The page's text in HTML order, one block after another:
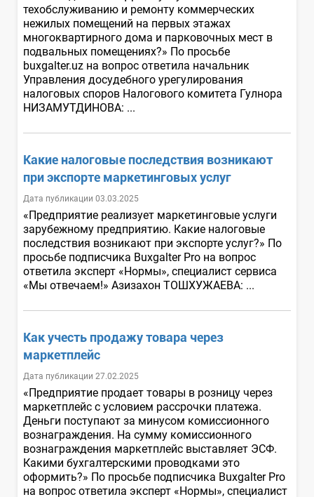
техобслуживанию и ремонту коммерческих
нежилых помещений на первых этажах
многоквартирного дома и парковочных мест в
подвальных помещениях?» По просьбе
buxgalter.uz на вопрос ответила начальник
Управления досудебного урегулирования
налоговых споров Налогового комитета Гулнора
НИЗАМУТДИНОВА: ...
Какие налоговые последствия возникают
при экспорте маркетинговых услуг
Дата публикации 03.03.2025
«Предприятие реализует маркетинговые услуги
зарубежному предприятию. Какие налоговые
последствия возникают при экспорте услуг?» По
просьбе подписчика Buxgalter Pro на вопрос
ответила эксперт «Нормы», специалист сервиса
«Мы отвечаем!» Азизахон ТОШХУЖАЕВА: ...
Как учесть продажу товара через
маркетплейс
Дата публикации 27.02.2025
«Предприятие продает товары в розницу через
маркетплейс с условием рассрочки платежа.
Деньги поступают за минусом комиссионного
вознаграждения. На сумму комиссионного
вознаграждения маркетплейс выставляет ЭСФ.
Какими бухгалтерскими проводками это
оформить?» По просьбе подписчика Buxgalter Pro
на вопрос ответила эксперт «Нормы», специалист